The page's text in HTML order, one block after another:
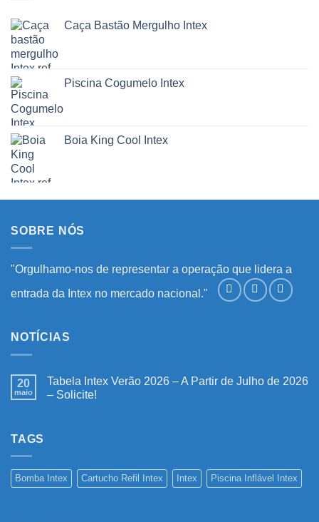
Caça Bastão Mergulho Intex
Piscina Cogumelo Intex
Boia King Cool Intex
SOBRE NÓS
"Orgulhamo-nos de representar a operação que lidera a
entrada da Intex no mercado nacional."
NOTÍCIAS
20
maio
Tabela Intex Verão 2026 – A Partir de Julho de 2026
– Solicite!
–
A
TAGS
Bomba Intex Cartucho Refil Intex Intex Piscina Inflável Intex